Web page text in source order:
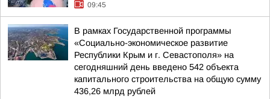
09:45
В рамках Государственной программы
«Социально-экономическое развитие
Республики Крым и г. Севастополя» на
сегодняшний день введено 542 объекта
капитального строительства на общую сумму
436,26 млрд рублей